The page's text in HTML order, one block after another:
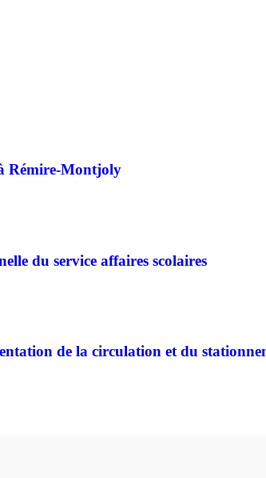
Rémire-Montjoly
du service affaires scolaires
de la circulation et du